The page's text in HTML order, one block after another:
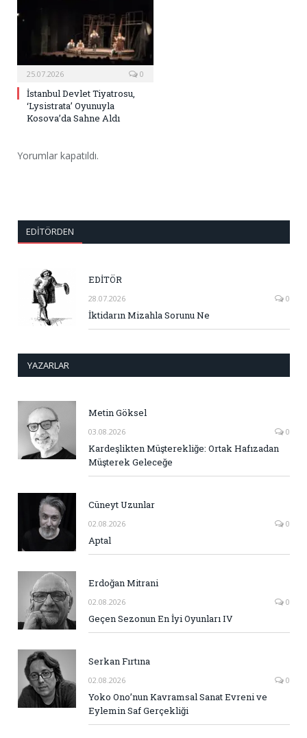
25.07.2026 0
İstanbul Devlet Tiyatrosu,
‘Lysistrata’ Oyunuyla
Kosova’da Sahne Aldı
Yorumlar kapatıldı.
EDITÖRDEN
EDİTÖR
28.07.2026 0
İktidarın Mizahla Sorunu Ne
YAZARLAR
Metin Göksel
03.08.2026 0
Kardeşlikten Müşterekliğe: Ortak Hafızadan
Müşterek Geleceğe
Cüneyt Uzunlar
02.08.2026 0
Aptal
Erdoğan Mitrani
02.08.2026 0
Geçen Sezonun En İyi Oyunları IV
Serkan Fırtına
02.08.2026 0
Yoko Ono’nun Kavramsal Sanat Evreni ve
Eylemin Saf Gerçekliği